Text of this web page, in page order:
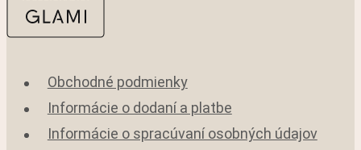
Obchodné podmienky
Informácie o dodaní a platbe
Informácie o spracúvaní osobných údajov